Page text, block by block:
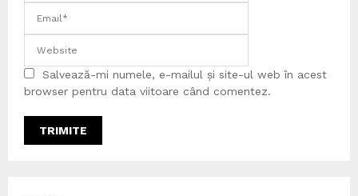
Salvează-mi numele, e-mailul și site-ul web în acest
browser pentru data viitoare când comentez.